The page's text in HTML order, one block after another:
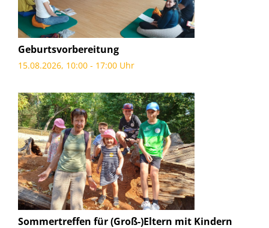
Geburtsvorbereitung
15.08.2026, 10:00 - 17:00 Uhr
Sommertreffen für (Groß-)Eltern mit Kindern